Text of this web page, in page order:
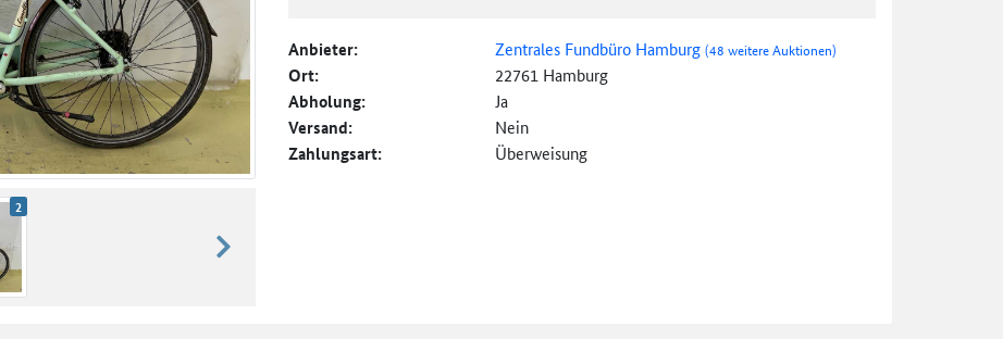
2
weiter blättern
Anbieter: Zentrales Fundbüro Hamburg (48 weitere Auktionen)
Ort: 22761 Hamburg
Abholung: Ja
Versand: Nein
Zahlungsart: Überweisung